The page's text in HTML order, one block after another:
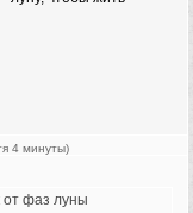
4 минуты)
от фаз луны